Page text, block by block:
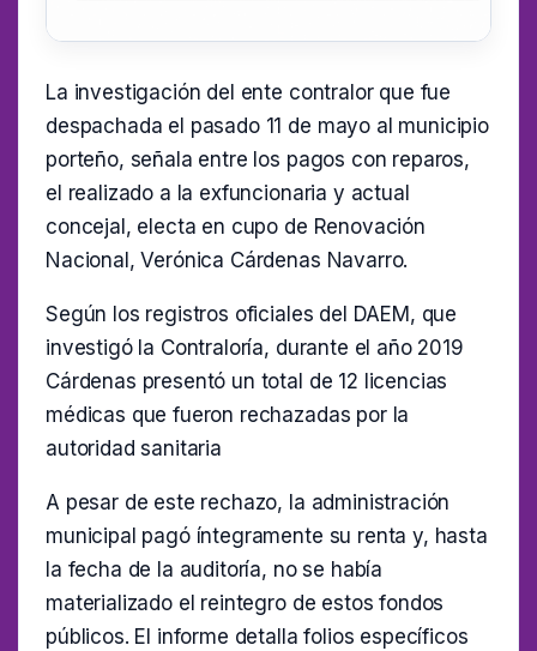
La investigación del ente contralor que fue
despachada el pasado 11 de mayo al municipio
porteño, señala entre los pagos con reparos,
el realizado a la exfuncionaria y actual
concejal, electa en cupo de Renovación
Nacional, Verónica Cárdenas Navarro.
Según los registros oficiales del DAEM, que
investigó la Contraloría, durante el año 2019
Cárdenas presentó un total de 12 licencias
médicas que fueron rechazadas por la
autoridad sanitaria
A pesar de este rechazo, la administración
municipal pagó íntegramente su renta y, hasta
la fecha de la auditoría, no se había
materializado el reintegro de estos fondos
públicos. El informe detalla folios específicos